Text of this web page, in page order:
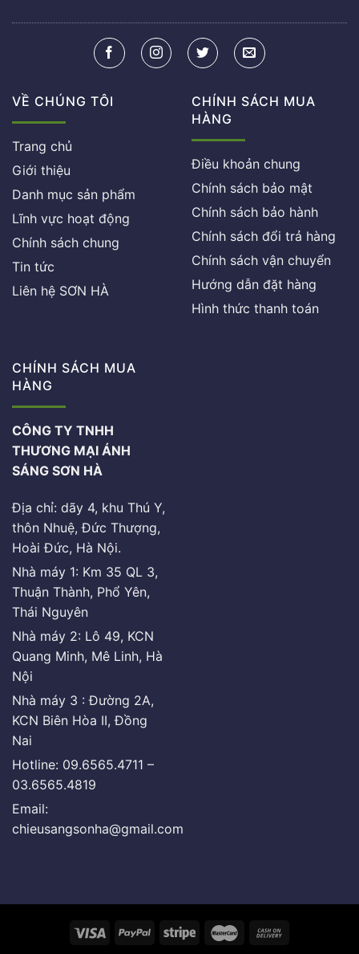
VỀ CHÚNG TÔI
Trang chủ
Giới thiệu
Danh mục sản phẩm
Lĩnh vực hoạt động
Chính sách chung
Tin tức
Liên hệ SƠN HÀ
CHÍNH SÁCH MUA
HÀNG
Điều khoản chung
Chính sách bảo mật
Chính sách bảo hành
Chính sách đổi trả hàng
Chính sách vận chuyển
Hướng dẫn đặt hàng
Hình thức thanh toán
CHÍNH SÁCH MUA
HÀNG
CÔNG TY TNHH
THƯƠNG MẠI ÁNH
SÁNG SƠN HÀ
Địa chỉ: dãy 4, khu Thú Y,
thôn Nhuệ, Đức Thượng,
Hoài Đức, Hà Nội.
Nhà máy 1: Km 35 QL 3,
Thuận Thành, Phổ Yên,
Thái Nguyên
Nhà máy 2: Lô 49, KCN
Quang Minh, Mê Linh, Hà
Nội
Nhà máy 3 : Đường 2A,
KCN Biên Hòa II, Đồng
Nai
Hotline: 09.6565.4711 –
03.6565.4819
Email:
chieusangsonha@gmail.com